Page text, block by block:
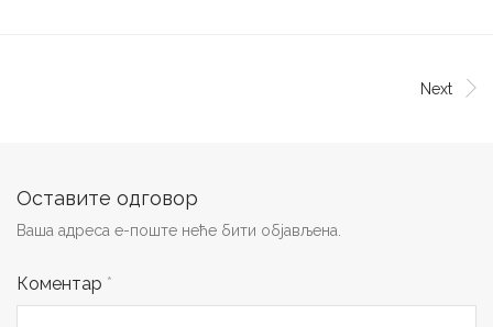
Next
Оставите одговор
Ваша адреса е-поште неће бити објављена.
Коментар *